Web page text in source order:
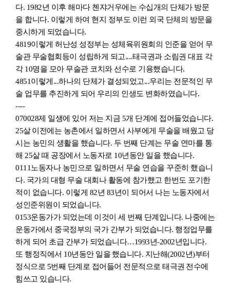
다. 1982년 이후 해마다 첸쟈거우에는 수십개의 단체가 방문
을 합니다. 이렇게 하여 현지 정부도 이런 외국 단체의 방문을
중시하게 되었습니다.
4819이렇게 허난성 성정부는 성체육위원회의 인준을 얻어 무
술관 무술협회등이 성립하게 되고....태극권과 소림권 대표 각
각 10명을 모아 무술관 코치와 선수로 기용했습니다.
4851이렇게...하나의 단체가 결성되었고...우리는 전문적인 무
술 업무를 추진하게 되어 우리의 인생도 변화하였습니다.
----
070028제 일생에 있어 저는 지금 5개 단계에 접어들었습니다.
25살 이전에는 농촌에서 일하면서 사부에게 무술을 배웠고 당
시는 농민의 생활을 했습니다. 두 번째 단계는 무술 연마를 통
해 25살 때 공장에서 노동자로 10년동안 일을 했습니 다.
0111노동자나 농민으로 일하면서 무술 연습을 꾸준히 했습니
다. 국가의 대형 무술 대회나 활동에 참가했고 한번도 포기한
적이 없습니 다. 이렇게 82년 83년이 되어서 나는 노동자에서
성인준위원이 되었습니 다.
0153운동가가 되었는데 이것이 세 번째 단계 입니 다. 나중에는
운동가에서 중국정부의 국가 간부가 되었습니 다. 행정업무를
하게 되어 초급 간부가 되었습니 다…1993년-2002년입니 다.
또 행정직에서 10년동안 일을 했습니 다. 지난해(2002년)부터
정식으로 5번째 단계로 접어들어 전문적으로 태극권 전수에
힘쓰고 있습니 다.